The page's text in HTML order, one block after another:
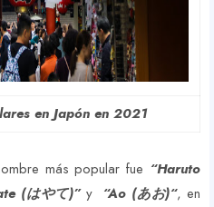
en Japón en 2021
más popular fue “Haruto
(はやて)”y “Ao (あお)“, en